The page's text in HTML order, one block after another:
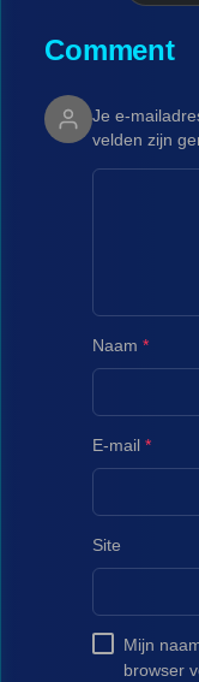
Comment
Je e-
velden zijn
Naam*
E-mail*
Site
Mijn
browser